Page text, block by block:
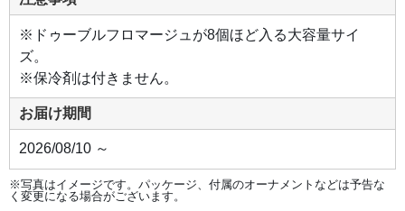
※ドゥーブルフロマージュが8個ほど入る大容量サイ
ズ。
※保冷剤は付きません。
お届け期間
2026/08/10 ～
※写真はイメージです。パッケージ、付属のオーナメントなどは予告な
く変更になる場合がございます。